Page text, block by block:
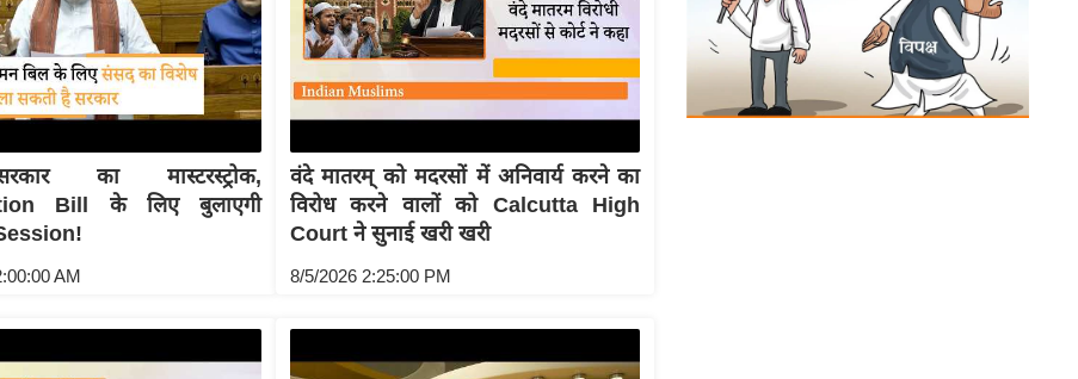
का मास्टरस्ट्रोक,
Bill के लिए बुलाएगी
AM
वंदे मातरम् को मदरसों में अनिवार्य करने का
विरोध करने वालों को Calcutta High
Court ने सुनाई खरी खरी
8/5/2026 2:25:00 PM